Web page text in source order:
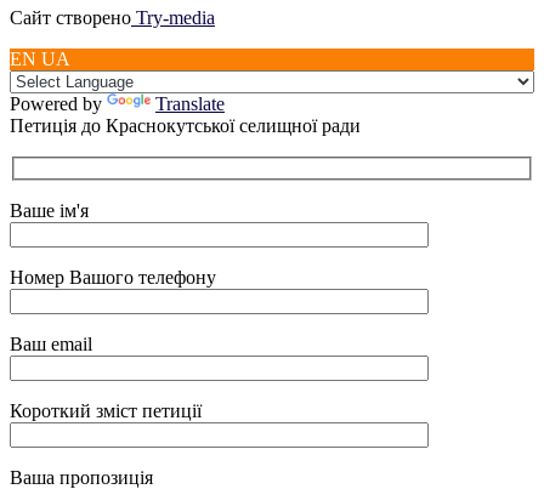
Сайт створено Try-media
EN UA
Powered by
Translate
Петиція до Краснокутської селищної ради
Ваше ім'я
Номер Вашого телефону
Ваш email
Короткий зміст петиції
Ваша пропозиція